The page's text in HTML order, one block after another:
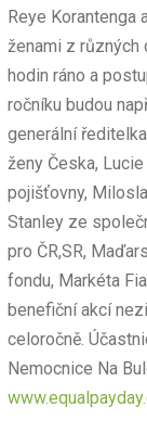
Reye
ženami z různých
hodin ráno a
ročníku budou
generální
ženy Česka,
pojišťovny,
Stanley ze
pro ČR,SR,
fondu, Markéta
benefiční akcí
celoročně.
Nemocnice Na